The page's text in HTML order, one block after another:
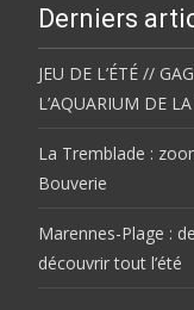
Derniers
JEU DE L’ÉTÉ //
L’AQUARIUM DE
La Tremblade :
Bouverie
Marennes-Plage :
découvrir tout l’été